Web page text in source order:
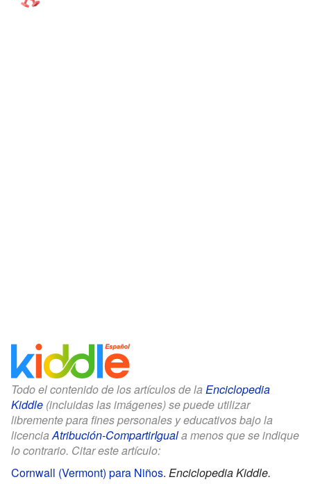
Todo el contenido de los artículos de la Enciclopedia
Kiddle (incluidas las imágenes) se puede utilizar
libremente para fines personales y educativos bajo la
licenciaAtribución-CompartirIguala menos que se indique
lo contrario. Citar este artículo:
Cornwall (Vermont) para Niños. Enciclopedia Kiddle.